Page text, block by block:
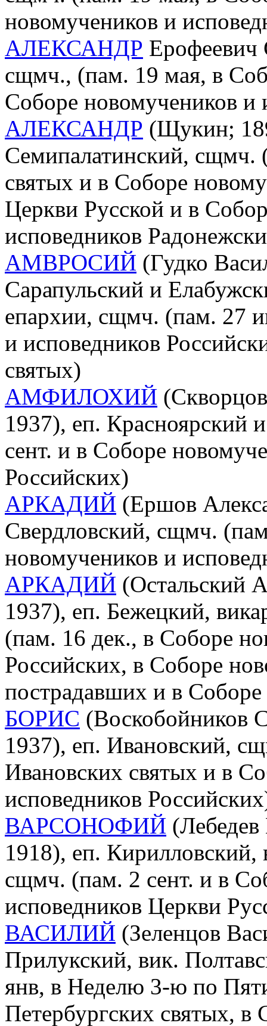
новомучеников и
АЛЕКСАНДР Ерофеевич
сщмч., (пам. 19 мая, в
Соборе новомучеников и
АЛЕКСАНДР (Щукин;
Семипалатинский, сщмч.
святых и в Соборе
Церкви Русской и в
исповедников
АМВРОСИЙ (Гудко
Сарапульский и
епархии, сщмч. (пам. 27
и исповедников
святых)
АМФИЛОХИЙ
1937), еп. Красноярский
сент. и в Соборе
Российских)
АРКАДИЙ (Ершов
Свердловский, сщмч.
новомучеников и
АРКАДИЙ (Остальский
1937), еп. Бежецкий,
(пам. 16 дек., в Соборе
Российских, в Соборе
пострадавших и в
БОРИС (Воскобойников
1937), еп. Ивановский,
Ивановских святых и в
исповедников
ВАРСОНОФИЙ
1918), еп. Кирилловский,
сщмч. (пам. 2 сент. и в
исповедников Церкви
ВАСИЛИЙ (Зеленцов
Прилукский, вик.
янв, в Неделю 3-ю по
Петербургских святых,